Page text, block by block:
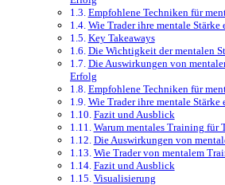
Empfohlene Techniken für
Wie Trader ihre mentale
Key Takeaways
Die Wichtigkeit der mentalen
Die Auswirkungen von
Erfolg
Empfohlene Techniken für
Wie Trader ihre mentale
Fazit und Ausblick
Warum mentales Training für
Die Auswirkungen von
Wie Trader von mentalem
Fazit und Ausblick
Visualisierung